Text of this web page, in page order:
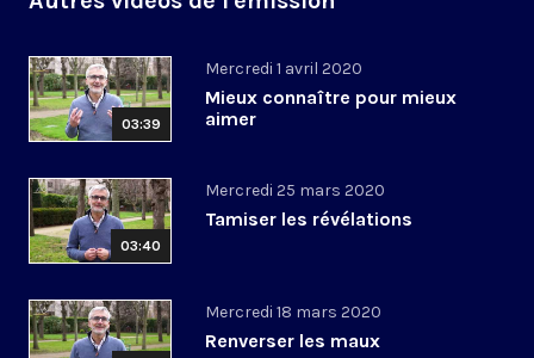
03:39
Mercredi 1 avril 2020
Mieux connaître pour mieux
aimer
03:40
Mercredi 25 mars 2020
Tamiser les révélations
Mercredi 18 mars 2020
Renverser les maux